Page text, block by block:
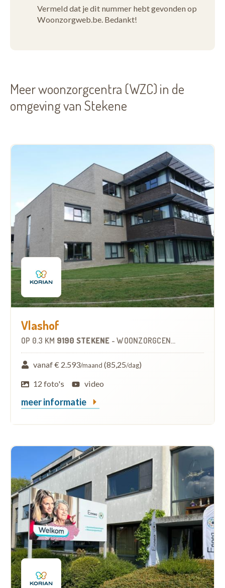
Vermeld dat je dit nummer hebt gevonden op
Woonzorgweb.be. Bedankt!
Meer woonzorgcentra (WZC) in de
omgeving van Stekene
Vlashof
OP 0.3 KM 9190 STEKENE -WOONZORGCENTRUM (WZC)
vanaf € 2.593/maand (85,25/dag)
12 foto's
video
meer informatie